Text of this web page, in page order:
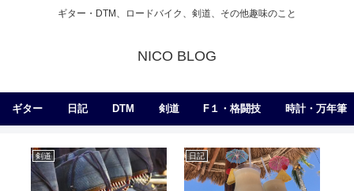
ギター・DTM、ロードバイク、剣道、その他趣味のこと
NICO BLOG
ギター 日記 DTM 剣道 F１・格闘技 時計・万年筆
剣道 日記